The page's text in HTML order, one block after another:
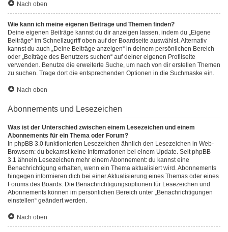
Nach oben
Wie kann ich meine eigenen Beiträge und Themen finden?
Deine eigenen Beiträge kannst du dir anzeigen lassen, indem du „Eigene
Beiträge“ im Schnellzugriff oben auf der Boardseite auswählst. Alternativ
kannst du auch „Deine Beiträge anzeigen“ in deinem persönlichen Bereich
oder „Beiträge des Benutzers suchen“ auf deiner eigenen Profilseite
verwenden. Benutze die erweiterte Suche, um nach von dir erstellen Themen
zu suchen. Trage dort die entsprechenden Optionen in die Suchmaske ein.
Nach oben
Abonnements und Lesezeichen
Was ist der Unterschied zwischen einem Lesezeichen und einem
Abonnements für ein Thema oder Forum?
In phpBB 3.0 funktionierten Lesezeichen ähnlich den Lesezeichen in Web-
Browsern: du bekamst keine Informationen bei einem Update. Seit phpBB
3.1 ähneln Lesezeichen mehr einem Abonnement: du kannst eine
Benachrichtigung erhalten, wenn ein Thema aktualisiert wird. Abonnements
hingegen informieren dich bei einer Aktualisierung eines Themas oder eines
Forums des Boards. Die Benachrichtigungsoptionen für Lesezeichen und
Abonnements können im persönlichen Bereich unter „Benachrichtigungen
einstellen“ geändert werden.
Nach oben